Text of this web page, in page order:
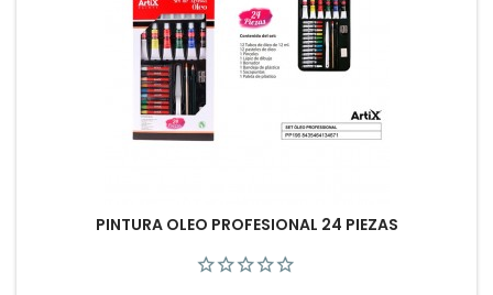
PINTURA OLEO PROFESIONAL 24 PIEZAS